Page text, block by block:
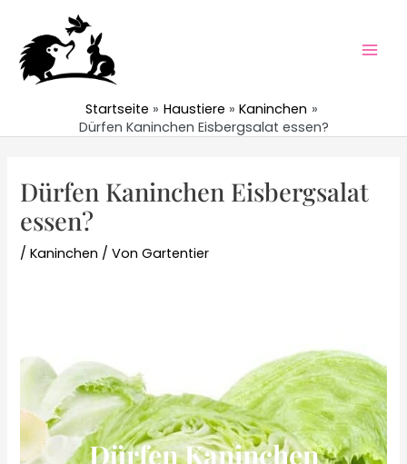
springen
Startseite Haustiere
Kaninchen
Dürfen Kaninchen Eisbergsalat essen?
Dürfen Kaninchen Eisbergsalat
essen?
/Kaninchen / VonGartentier
Dürfen Kaninchen